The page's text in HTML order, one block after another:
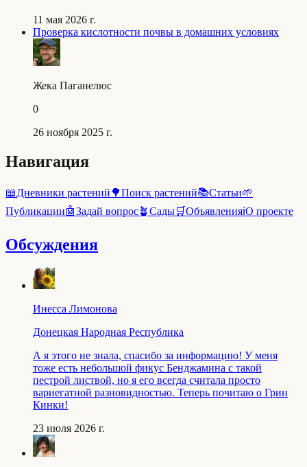
11 мая 2026 г.
Проверка кислотности почвы в домашних условиях
Жека Паганелюс
0
26 ноября 2025 г.
Навигация
📖Дневники растений 🌳Поиск растений📚Статьи🌱
Публикации🤖Задай вопрос🪴Сады🛒Объявленияℹ️О проекте
Обсуждения
Инесса Лимонова
Донецкая Народная Республика
А я этого не знала, спасибо за информацию! У меня
тоже есть небольшой фикус Бенджамина с такой
пестрой листвой, но я его всегда считала просто
вариегатной разновидностью. Теперь почитаю о Грин
Кинки!
23 июля 2026 г.